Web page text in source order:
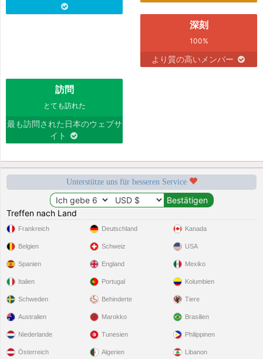
深刻
100%
より質の高いメンバー
訪問
とても訪れた
最も訪問された日本のウェブサ
イト
Unterstütze uns für besseren Service
Treffen nach Land
Frankreich
Belgien
Spanien
Italien
Schweden
Deutschland
Schweiz
England
Portugal
Behinderte
Kanada
USA
Mexiko
Kolumbien
Tiere
Australien
Niederlande
Österreich
Marokko
Tunesien
Algerien
Brasilien
Philippinen
Libanon